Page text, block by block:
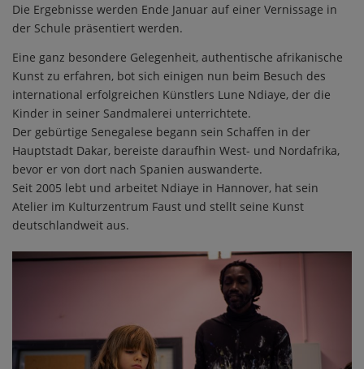
Die Ergebnisse werden Ende Januar auf einer Vernissage in
der Schule präsentiert werden.
Eine ganz besondere Gelegenheit, authentische afrikanische
Kunst zu erfahren, bot sich einigen nun beim Besuch des
international erfolgreichen Künstlers Lune Ndiaye, der die
Kinder in seiner Sandmalerei unterrichtete.
Der gebürtige Senegalese begann sein Schaffen in der
Hauptstadt Dakar, bereiste daraufhin West- und Nordafrika,
bevor er von dort nach Spanien auswanderte.
Seit 2005 lebt und arbeitet Ndiaye in Hannover, hat sein
Atelier im Kulturzentrum Faust und stellt seine Kunst
deutschlandweit aus.